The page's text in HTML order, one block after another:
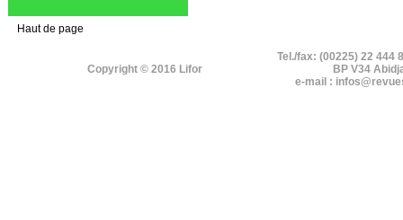
Haut de page
Copyright © 2016 Lifor
Tel./fax: (00225) 22 444
BP V34
e-mail :